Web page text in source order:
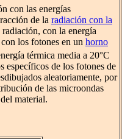
con las energías
de la radiación con la
con la energía
los fotones en un horno
térmica media a 20°C
específicos de los fotones de
aleatoriamente, por
de las microondas
material.